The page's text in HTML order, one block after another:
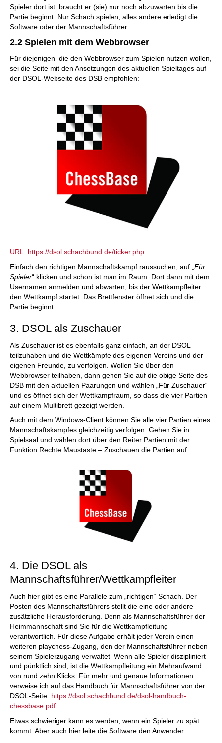
Spieler dort ist, braucht er (sie) nur noch abzuwarten bis die
Partie beginnt. Nur Schach spielen, alles andere erledigt die
Software oder der Mannschaftsführer.
2.2 Spielen mit dem Webbrowser
Für diejenigen, die den Webbrowser zum Spielen nutzen wollen,
sei die Seite mit den Ansetzungen des aktuellen Spieltages auf
der DSOL-Webseite des DSB empfohlen:
URL: https://dsol.schachbund.de/ticker.php
Einfach den richtigen Mannschaftskampf raussuchen, auf „ Für
Spieler“ klicken und schon ist man im Raum. Dort dann mit dem
Usernamen anmelden und abwarten, bis der Wettkampfleiter
den Wettkampf startet. Das Brettfenster öffnet sich und die
Partie beginnt.
3. DSOL als Zuschauer
Als Zuschauer ist es ebenfalls ganz einfach, an der DSOL
teilzuhaben und die Wettkämpfe des eigenen Vereins und der
eigenen Freunde, zu verfolgen. Wollen Sie über den
Webbrowser teilhaben, dann gehen Sie auf die obige Seite des
DSB mit den aktuellen Paarungen und wählen „Für Zuschauer“
und es öffnet sich der Wettkampfraum, so dass die vier Partien
auf einem Multibrett gezeigt werden.
Auch mit dem Windows-Client können Sie alle vier Partien eines
Mannschaftskampfes gleichzeitig verfolgen. Gehen Sie in
Spielsaal und wählen dort über den Reiter Partien mit der
Funktion Rechte Maustaste – Zuschauen die Partien auf
4. Die DSOL als
Mannschaftsführer/Wettkampfleiter
Auch hier gibt es eine Parallele zum „richtigen“ Schach. Der
Posten des Mannschaftsführers stellt die eine oder andere
zusätzliche Herausforderung. Denn als Mannschaftsführer der
Heimmannschaft sind Sie für die Wettkampfleitung
verantwortlich. Für diese Aufgabe erhält jeder Verein einen
weiteren playchess-Zugang, den der Mannschaftsführer neben
seinem Spielerzugang verwaltet. Wenn alle Spieler diszipliniert
und pünktlich sind, ist die Wettkampfleitung ein Mehraufwand
von rund zehn Klicks. Für mehr und genaue Informationen
verweise ich auf das Handbuch für Mannschaftsführer von der
DSOL-Seite: https://dsol.schachbund.de/dsol-handbuch-
chessbase.pdf.
Etwas schwieriger kann es werden, wenn ein Spieler zu spät
kommt. Aber auch hier leite die Software den Anwender.